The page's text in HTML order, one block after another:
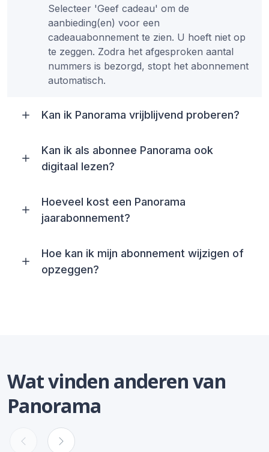
Selecteer 'Geef cadeau' om de
aanbieding(en) voor een
cadeauabonnement te zien. U hoeft niet op
te zeggen. Zodra het afgesproken aantal
nummers is bezorgd, stopt het abonnement
automatisch.
Kan ik Panorama vrijblijvend proberen?
Kan ik als abonnee Panorama ook
digitaal lezen?
Hoeveel kost een Panorama
jaarabonnement?
Hoe kan ik mijn abonnement wijzigen of
opzeggen?
Wat vinden anderen van
Panorama